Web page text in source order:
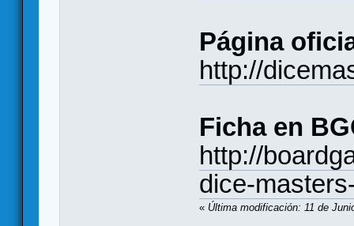
Página
http://
Ficha en
http://
dice-
« Última modificación: 11 de